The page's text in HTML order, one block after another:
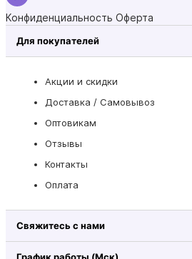
Конфиденциальность Оферта
Для покупателей
Акции и скидки
Доставка / Самовывоз
Оптовикам
Отзывы
Контакты
Оплата
Свяжитесь с нами
График работы (Мск)